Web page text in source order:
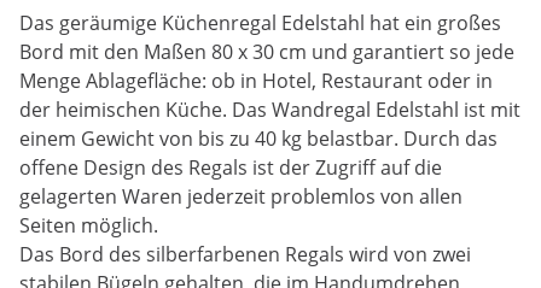
Das geräumige Küchenregal Edelstahl hat ein großes
Bord mit den Maßen 80 x 30 cm und garantiert so jede
Menge Ablagefläche: ob in Hotel, Restaurant oder in
der heimischen Küche. Das Wandregal Edelstahl ist mit
einem Gewicht von bis zu 40 kg belastbar. Durch das
offene Design des Regals ist der Zugriff auf die
gelagerten Waren jederzeit problemlos von allen
Seiten möglich.
Das Bord des silberfarbenen Regals wird von zwei